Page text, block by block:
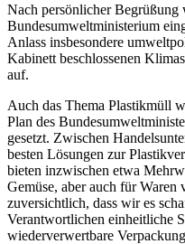
Nach persönlicher Begrüßung
Bundesumweltministerium
Anlass insbesondere
Kabinett beschlossenen
auf.
Auch das Thema Plastikmüll
Plan des
gesetzt. Zwischen
besten Lösungen zur
bieten inzwischen etwa
Gemüse, aber auch für Waren
zuversichtlich, dass wir es
Verantwortlichen einheitliche
wiederverwertbare